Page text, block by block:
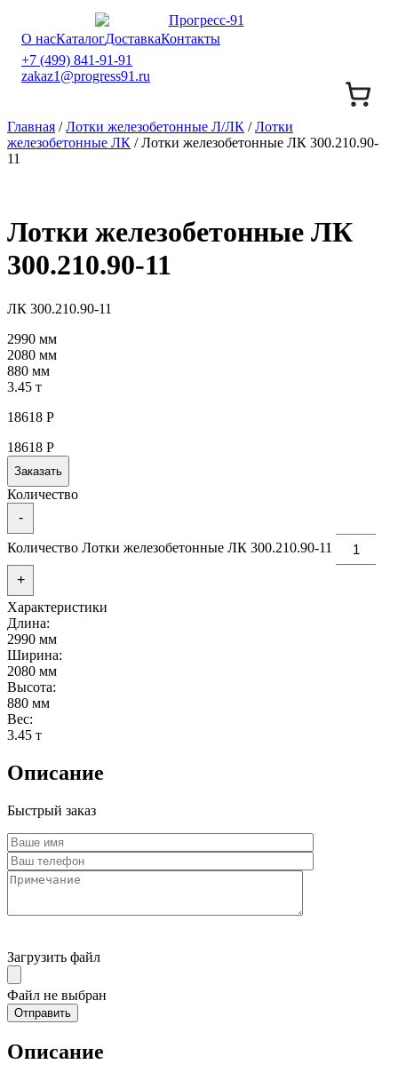
О насКаталогДоставкаКонтакты
+7 (499) 841-91-91
zakaz1@progress91.ru
Главная /Лотки железобетонные Л/ЛК /Лотки
железобетонные ЛК / Лотки железобетонные ЛК 300.210.90-
11
Лотки железобетонные ЛК
300.210.90-11
ЛК 300.210.90-11
2990 мм
2080 мм
880 мм
3.45 т
18618 Р
18618 Р
Заказать
Количество
-
Количество Лотки железобетонные ЛК 300.210.90-11
+
Характеристики
Длина:
2990 мм
Ширина:
2080 мм
Высота:
880 мм
Вес:
3.45 т
Описание
Быстрый заказ
Загрузить файл
Файл не выбран
Описание